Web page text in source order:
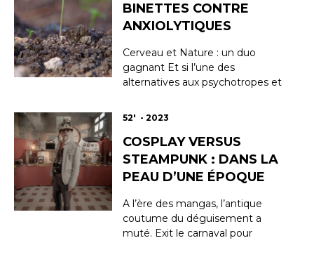
des villages alentours
s’aventurent sur ces terres
indispensables à leur survie. De
pl...
BINETTES CONTRE
ANXIOLYTIQUES
Cerveau et Nature : un duo
gagnant Et si l’une des
alternatives aux psychotropes et
bout de nos doigts, les mains
bouquet de fleurs, les dents
croquant un radis fraîchement
cueilli ? Quel est le véritable
bénéfice physiologique et ...
52' - 2023
COSPLAY VERSUS
STEAMPUNK : DANS LA
PEAU D’UNE ÉPOQUE
A l’ère des mangas, l’antique
coutume du déguisement a
muté. Exit le carnaval pour